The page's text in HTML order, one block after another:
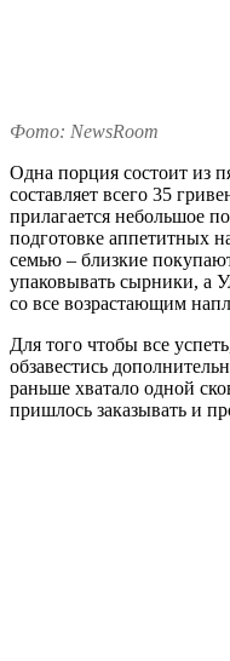
Фото: NewsRoom
Одна порция состоит из
составляет всего 35
прилагается небольшое
подготовке аппетитных
семью – близкие
упаковывать сырники, а
со все возрастающим
Для того чтобы все
обзавестись
раньше хватало одной
пришлось заказывать и